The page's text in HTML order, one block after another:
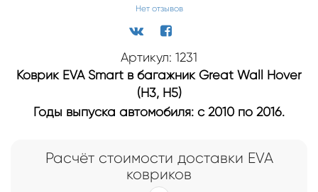
Нет отзывов
Артикул: 1231
Коврик EVA Smart в багажник Great Wall Hover
(H3, H5)
Годы выпуска автомобиля: с 2010 по 2016.
Расчёт стоимости доставки EVA
ковриков